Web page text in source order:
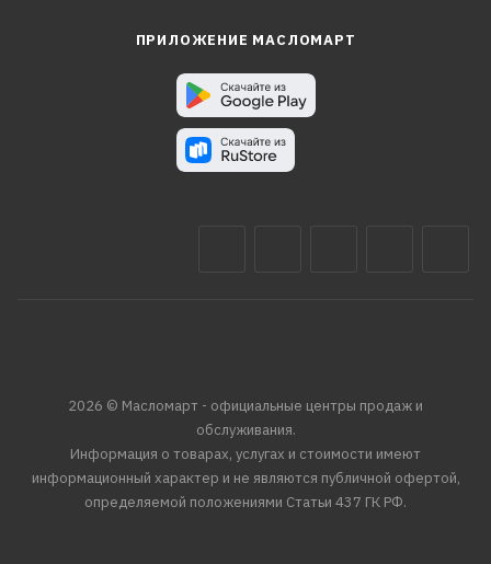
ПРИЛОЖЕНИЕ МАСЛОМАРТ
2026 © Масломарт - официальные центры продаж и
обслуживания.
Информация о товарах, услугах и стоимости имеют
информационный характер и не являются публичной офертой,
определяемой положениями Статьи 437 ГК РФ.